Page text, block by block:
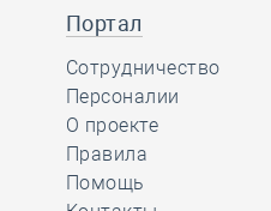
за год
29.12, 11:28 0
Ирек Файзуллин
Анвара Шамузафарова
в подготовке и
Портал
Сотрудничество
Персоналии
О проекте
Правила
Помощь